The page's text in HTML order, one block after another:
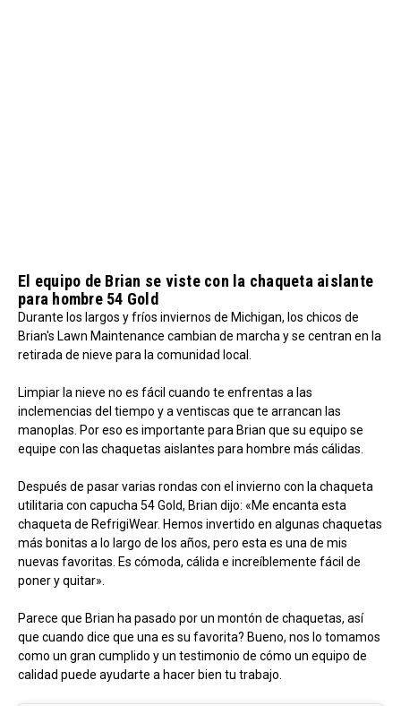
El equipo de Brian se viste con la chaqueta aislante
para hombre 54 Gold
Durante los largos y fríos inviernos de Michigan, los chicos de
Brian's Lawn Maintenance cambian de marcha y se centran en la
retirada de nieve para la comunidad local.
Limpiar la nieve no es fácil cuando te enfrentas a las
inclemencias del tiempo y a ventiscas que te arrancan las
manoplas. Por eso es importante para Brian que su equipo se
equipe con las chaquetas aislantes para hombre más cálidas.
Después de pasar varias rondas con el invierno con la chaqueta
utilitaria con capucha 54 Gold, Brian dijo: «Me encanta esta
chaqueta de RefrigiWear. Hemos invertido en algunas chaquetas
más bonitas a lo largo de los años, pero esta es una de mis
nuevas favoritas. Es cómoda, cálida e increíblemente fácil de
poner y quitar».
Parece que Brian ha pasado por un montón de chaquetas, así
que cuando dice que una es su favorita? Bueno, nos lo tomamos
como un gran cumplido y un testimonio de cómo un equipo de
calidad puede ayudarte a hacer bien tu trabajo.